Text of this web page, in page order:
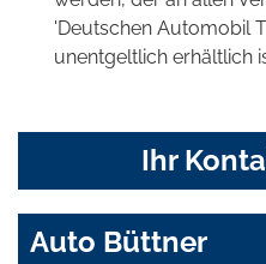
'Deutschen Automobil
unentgeltlich erhältlich
Ihr
Auto Büttner